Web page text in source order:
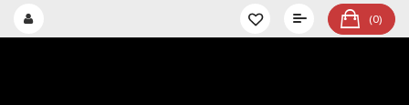
(0)